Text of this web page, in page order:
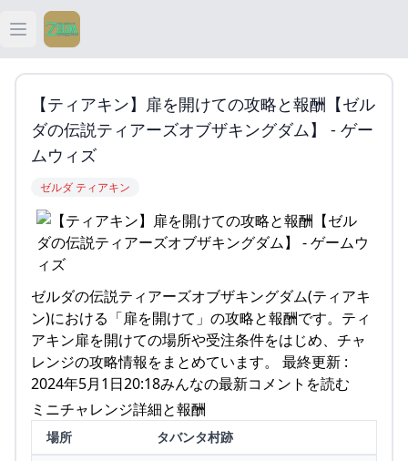
Open main menu
ティアキン
ティアキン 祠
ティアキン 攻略
【ティアキン】扉を開けての攻略と報酬【ゼル
ダの伝説ティアーズオブザキングダム】 - ゲー
ムウィズ
ゼルダ ティアキン
ゼルダの伝説ティアーズオブザキングダム(ティアキ
ン)における「扉を開けて」の攻略と報酬です。ティ
アキン扉を開けての場所や受注条件をはじめ、チャ
レンジの攻略情報をまとめています。 最終更新 :
2024年5月1日20:18みんなの最新コメントを読む
ミニチャレンジ詳細と報酬
場所
タバンタ村跡